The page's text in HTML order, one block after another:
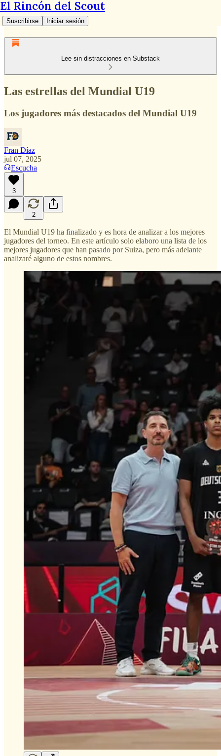
El Rincón del Scout
Suscribirse Iniciar sesión
Lee sin distracciones en Substack
Las estrellas del Mundial U19
Los jugadores más destacados del Mundial U19
Fran Díaz
jul 07, 2025
Escucha
3
2
El Mundial U19 ha finalizado y es hora de analizar a los mejores
jugadores del torneo. En este artículo solo elaboro una lista de los
mejores jugadores que han pasado por Suiza, pero más adelante
analizaré alguno de estos nombres.